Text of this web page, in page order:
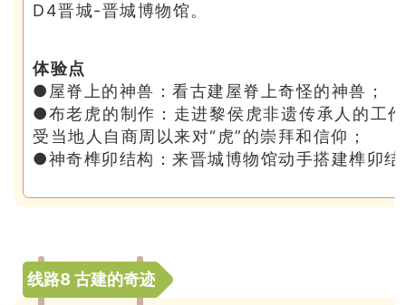
D4晋城-晋城博物馆。
体验点
●屋脊上的神兽：看古建屋脊上奇怪的神兽；
●布老虎的制作：走进黎侯虎非遗传承人的工
受当地人自商周以来对“虎”的崇拜和信仰；
●神奇榫卯结构：来晋城博物馆动手搭建榫卯
线路8 古建的奇迹